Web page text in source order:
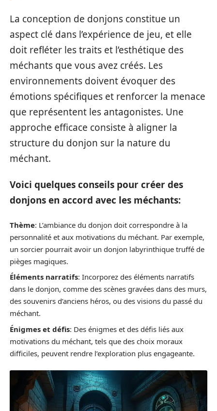
La conception de donjons constitue un
aspect clé dans l’expérience de jeu, et elle
doit refléter les traits et l’esthétique des
méchants que vous avez créés. Les
environnements doivent évoquer des
émotions spécifiques et renforcer la menace
que représentent les antagonistes. Une
approche efficace consiste à aligner la
structure du donjon sur la nature du
méchant.
Voici quelques conseils pour créer des
donjons en accord avec les méchants:
Thème: L’ambiance du donjon doit correspondre à la
personnalité et aux motivations du méchant. Par exemple,
un sorcier pourrait avoir un donjon labyrinthique truffé de
pièges magiques.
Éléments narratifs: Incorporez des éléments narratifs
dans le donjon, comme des scènes gravées dans des murs,
des souvenirs d’anciens héros, ou des visions du passé du
méchant.
Énigmes et défis: Des énigmes et des défis liés aux
motivations du méchant, tels que des choix moraux
difficiles, peuvent rendre l’exploration plus engageante.